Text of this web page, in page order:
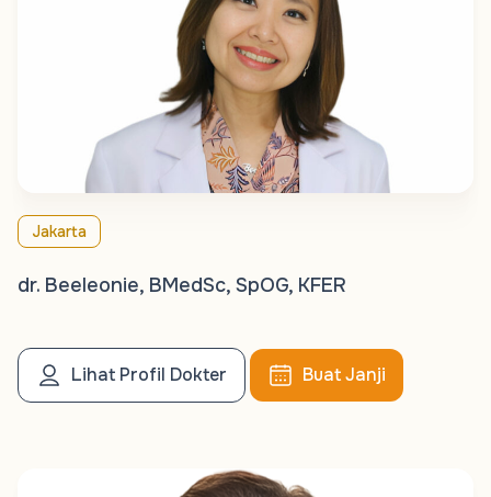
Jakarta
dr. Beeleonie, BMedSc, SpOG, KFER
Lihat Profil Dokter Buat Janji